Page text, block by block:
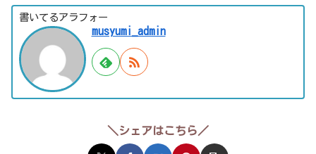
書いてるアラフォー
musyumi_admin
＼シェアはこちら／